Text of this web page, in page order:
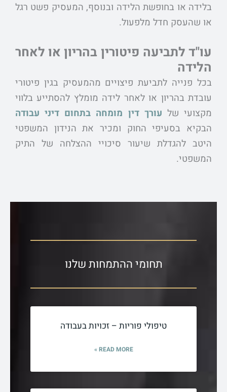
בלידה או בחופשת הלידה ובנוסף, המעסיק פשט רגל
או שהעסק חדל מלפעול.
עו"ד לתביעה פיטורין בהריון או לאחר
הלידה
בכל פנייה לתביעת פיצויים מהמעסיק בגין פיטורי
עובדת בהריון או לאחר לידה מומלץ להסתייע בלווי
מקצועי של עורך דין מומחה בתחום דיני עבודה
הבקיא בסעיפי החוק ומכיר את הנידון המשפטי
היטב להגדלת שיעור סיכויי ההצלחה של התיק
המשפטי.
תחומי ההתמחות שלנו
טיפולי פוריות – זכויות בעבודה
READ MORE »